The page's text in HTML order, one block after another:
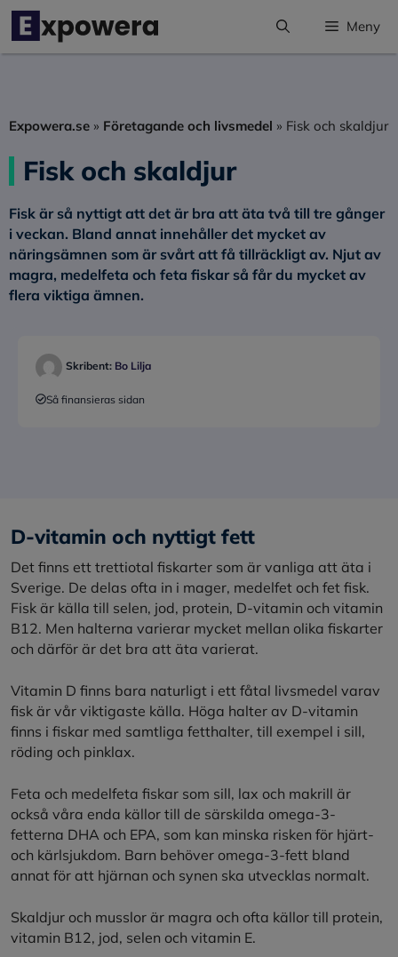
Hoppa
innehåll
Meny
Expowera.se » Företagande och livsmedel » Fisk och skaldjur
Fisk och skaldjur
Fisk är så nyttigt att det är bra att äta två till tre gånger
i veckan. Bland annat innehåller det mycket av
näringsämnen som är svårt att få tillräckligt av. Njut av
magra, medelfeta och feta fiskar så får du mycket av
flera viktiga ämnen.
Skribent: Bo Lilja
Så finansieras sidan
D-vitamin och nyttigt fett
Det finns ett trettiotal fiskarter som är vanliga att äta i
Sverige. De delas ofta in i mager, medelfet och fet fisk.
Fisk är källa till selen, jod, protein, D-vitamin och vitamin
B12. Men halterna varierar mycket mellan olika fiskarter
och därför är det bra att äta varierat.
Vitamin D finns bara naturligt i ett fåtal livsmedel varav
fisk är vår viktigaste källa. Höga halter av D-vitamin
finns i fiskar med samtliga fetthalter, till exempel i sill,
röding och pinklax.
Feta och medelfeta fiskar som sill, lax och makrill är
också våra enda källor till de särskilda omega-3-
fetterna DHA och EPA, som kan minska risken för hjärt-
och kärlsjukdom. Barn behöver omega-3-fett bland
annat för att hjärnan och synen ska utvecklas normalt.
Skaldjur och musslor är magra och ofta källor till protein,
vitamin B12, jod, selen och vitamin E.